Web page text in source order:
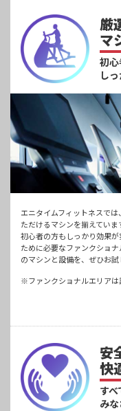
厳
マ
初心
し
エニタイムフィットネスで
ただけるマシンを揃えてい
初心者の方もしっかり効果
ために必要なファンクショ
のマシンと設備を、ぜひお試
※ファンクショナルエリアは
安
快
す
み